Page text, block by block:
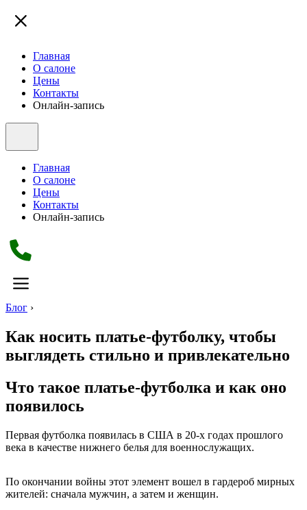
Главная
О салоне
Цены
Контакты
Онлайн-запись
Главная
О салоне
Цены
Контакты
Онлайн-запись
Блог ›
Как носить платье-футболку, чтобы
выглядеть стильно и привлекательно
Что такое платье-футболка и как оно
появилось
Первая футболка появилась в США в 20-х годах прошлого
века в качестве нижнего белья для военнослужащих.
По окончании войны этот элемент вошел в гардероб мирных
жителей: сначала мужчин, а затем и женщин.